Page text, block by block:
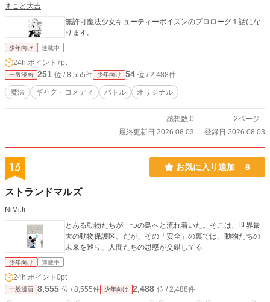
まこと大吉
無許可魔法少女キューティーポイズンのプロローグ１話にな
ります。
少年向け 連載中
24h.ポイント 7pt
一般漫画 251 位 / 8,555件 少年向け 54 位 / 2,488件
魔法 ギャグ・コメディ バトル オリジナル
感想数 0
2ページ
最終更新日 2026.08.03
登録日 2026.08.03
15 お気に入り追加 6
ストランドマルズ
NiMiJi
とある動物たちが一つの島へと流れ着いた。そこは、世界最
大の動物保護区。だが、その「安全」の裏では、動物たちの
未来を巡り、人間たちの思惑が交錯してる
少年向け 連載中
24h.ポイント 0pt
一般漫画 8,555 位 / 8,555件 少年向け 2,488 位 / 2,488件